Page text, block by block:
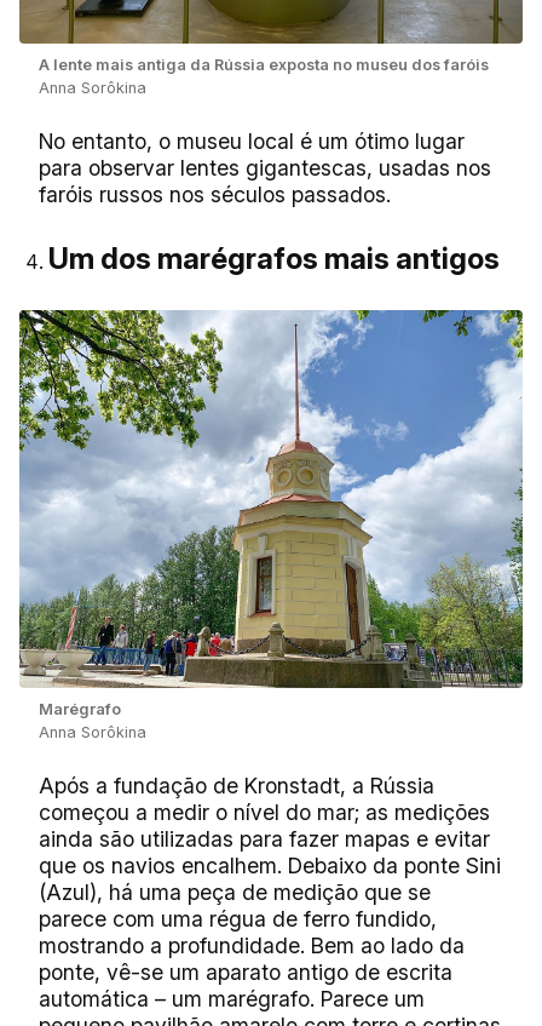
A lente mais antiga da Rússia exposta no museu dos faróis
Anna Sorôkina
No entanto, o museu local é um ótimo lugar
para observar lentes gigantescas, usadas nos
faróis russos nos séculos passados.
Um dos marégrafos mais antigos
Marégrafo
Anna Sorôkina
Após a fundação de Kronstadt, a Rússia
começou a medir o nível do mar; as medições
ainda são utilizadas para fazer mapas e evitar
que os navios encalhem. Debaixo da ponte Sini
(Azul), há uma peça de medição que se
parece com uma régua de ferro fundido,
mostrando a profundidade. Bem ao lado da
ponte, vê-se um aparato antigo de escrita
automática – um marégrafo. Parece um